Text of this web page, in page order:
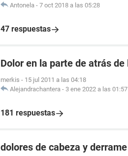
Antonela - 7 oct 2018 a las 05:28
47 respuestas
Dolor en la parte de atrás
merkis - 15 jul 2011 a las 04:18
Alejandrachantera - 3 ene 2022 a las 01:57
181 respuestas
dolores de cabeza y